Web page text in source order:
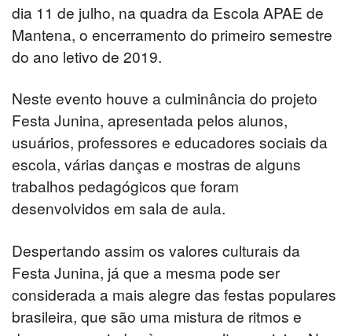
dia 11 de julho, na quadra da Escola APAE de
Mantena, o encerramento do primeiro semestre
do ano letivo de 2019.
Neste evento houve a culminância do projeto
Festa Junina, apresentada pelos alunos,
usuários, professores e educadores sociais da
escola, várias danças e mostras de alguns
trabalhos pedagógicos que foram
desenvolvidos em sala de aula.
Despertando assim os valores culturais da
Festa Junina, já que a mesma pode ser
considerada a mais alegre das festas populares
brasileira, que são uma mistura de ritmos e